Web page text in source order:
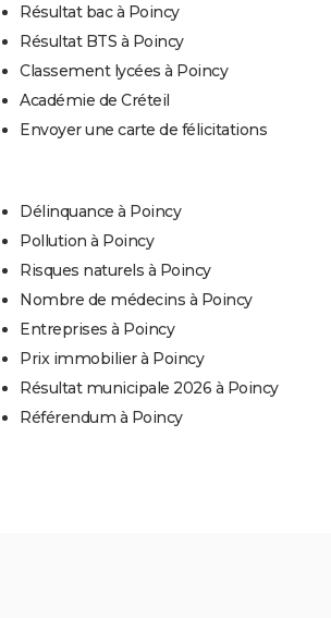
Résultat bac à Poincy
Résultat BTS à Poincy
Classement lycées à Poincy
Académie de Créteil
Envoyer une carte de félicitations
Délinquance à Poincy
Pollution à Poincy
Risques naturels à Poincy
Nombre de médecins à Poincy
Entreprises à Poincy
Prix immobilier à Poincy
Résultat municipale 2026 à Poincy
Référendum à Poincy